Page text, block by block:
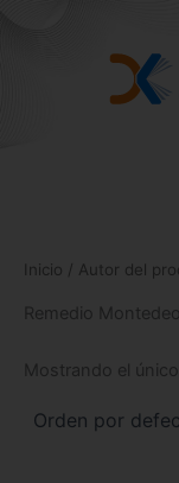
Inicio / Autor del
Remedio
Mostrando el